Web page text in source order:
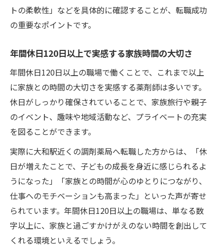
トの柔軟性」などを具体的に確認することが、転職成功
の重要なポイントです。
年間休日120日以上で実感する家族時間の大切さ
年間休日120日以上の職場で働くことで、これまで以上
に家族との時間の大切さを実感する薬剤師は多いです。
休日がしっかり確保されていることで、家族旅行や親子
のイベント、趣味や地域活動など、プライベートの充実
を図ることができます。
実際に大和駅近くの調剤薬局へ転職した方からは、「休
日が増えたことで、子どもの成長を身近に感じられるよ
うになった」「家族との時間が心のゆとりにつながり、
仕事へのモチベーションも高まった」といった声が寄せ
られています。年間休日120日以上の職場は、単なる数
字以上に、家族と過ごすかけがえのない時間を創出して
くれる環境といえるでしょう。